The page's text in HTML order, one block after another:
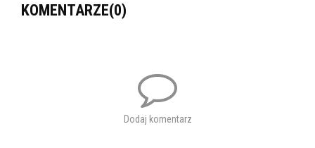
KOMENTARZE(0)
Dodaj komentarz